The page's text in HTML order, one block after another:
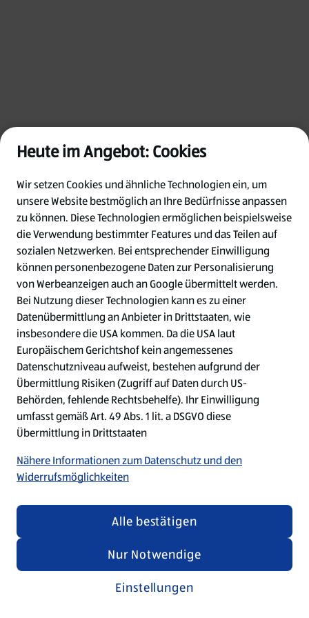
Oops!
Something went wrong. Please try refreshing
the app
Refresh
Heute im Angebot: Cookies
Wir setzen Cookies und ähnliche Technologien ein, um
unsere Website bestmöglich an Ihre Bedürfnisse anpassen
zu können. Diese Technologien ermöglichen beispielsweise
die Verwendung bestimmter Features und das Teilen auf
sozialen Netzwerken. Bei entsprechender Einwilligung
können personenbezogene Daten zur Personalisierung
von Werbeanzeigen auch an Google übermittelt werden.
Bei Nutzung dieser Technologien kann es zu einer
Datenübermittlung an Anbieter in Drittstaaten, wie
insbesondere die USA kommen. Da die USA laut
Europäischem Gerichtshof kein angemessenes
Datenschutzniveau aufweist, bestehen aufgrund der
Übermittlung Risiken (Zugriff auf Daten durch US-
Behörden, fehlende Rechtsbehelfe). Ihr Einwilligung
umfasst gemäß Art. 49 Abs. 1 lit. a DSGVO diese
Übermittlung in Drittstaaten
Nähere Informationen zum Datenschutz und den
Widerrufsmöglichkeiten
Einstellungen
Nur Notwendige
Alle bestätigen